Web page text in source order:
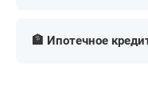
Для многодетных
Для ИП
🏦 Ипотечное